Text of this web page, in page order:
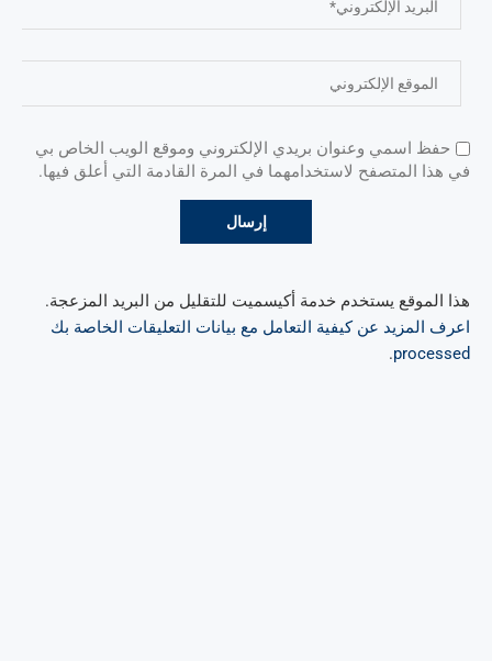
حفظ اسمي وعنوان بريدي الإلكتروني وموقع الويب الخاص بي
في هذا المتصفح لاستخدامهما في المرة القادمة التي أعلق فيها.
هذا الموقع يستخدم خدمة أكيسميت للتقليل من البريد المزعجة.
اعرف المزيد عن كيفية التعامل مع بيانات التعليقات الخاصة بك
processed
.